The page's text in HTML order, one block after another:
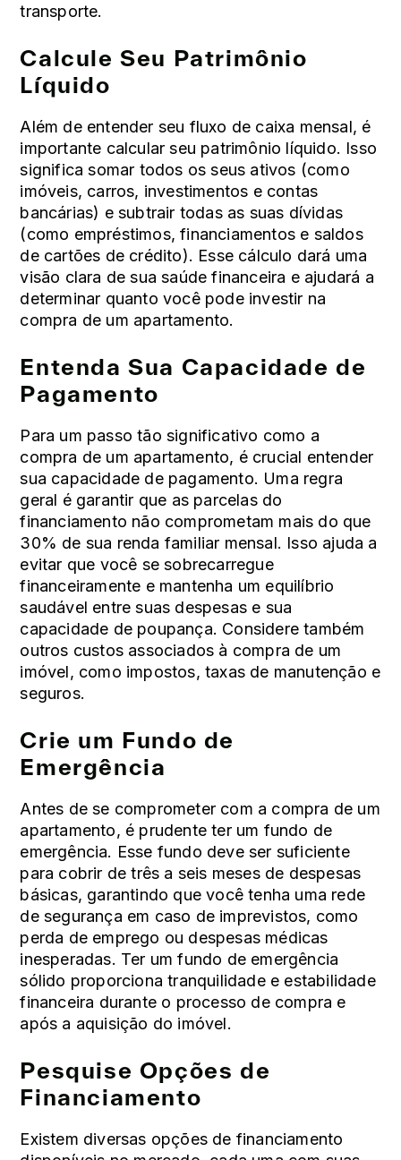
transporte.
Calcule Seu Patrimônio
Líquido
Além de entender seu fluxo de caixa mensal, é
importante calcular seu patrimônio líquido. Isso
significa somar todos os seus ativos (como
imóveis, carros, investimentos e contas
bancárias) e subtrair todas as suas dívidas
(como empréstimos, financiamentos e saldos
de cartões de crédito). Esse cálculo dará uma
visão clara de sua saúde financeira e ajudará a
determinar quanto você pode investir na
compra de um apartamento.
Entenda Sua Capacidade de
Pagamento
Para um passo tão significativo como a
compra de um apartamento, é crucial entender
sua capacidade de pagamento. Uma regra
geral é garantir que as parcelas do
financiamento não comprometam mais do que
30% de sua renda familiar mensal. Isso ajuda a
evitar que você se sobrecarregue
financeiramente e mantenha um equilíbrio
saudável entre suas despesas e sua
capacidade de poupança. Considere também
outros custos associados à compra de um
imóvel, como impostos, taxas de manutenção e
seguros.
Crie um Fundo de
Emergência
Antes de se comprometer com a compra de um
apartamento, é prudente ter um fundo de
emergência. Esse fundo deve ser suficiente
para cobrir de três a seis meses de despesas
básicas, garantindo que você tenha uma rede
de segurança em caso de imprevistos, como
perda de emprego ou despesas médicas
inesperadas. Ter um fundo de emergência
sólido proporciona tranquilidade e estabilidade
financeira durante o processo de compra e
após a aquisição do imóvel.
Pesquise Opções de
Financiamento
Existem diversas opções de financiamento